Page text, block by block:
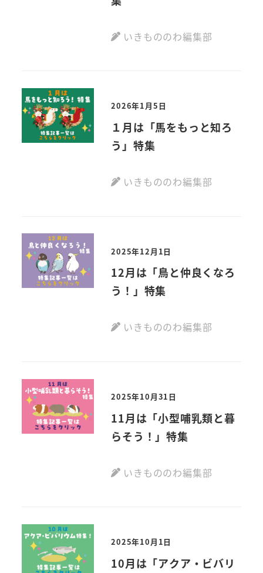
いきもののわ編集部
2026年1月5日
１月は「馬をもっと知ろ
う」特集
いきもののわ編集部
2025年12月1日
12月は「鳥と仲良くなろ
う！」特集
いきもののわ編集部
2025年10月31日
11月は「小型哺乳類と暮
らそう！」特集
いきもののわ編集部
2025年10月1日
10月は「アクア・ビバリ